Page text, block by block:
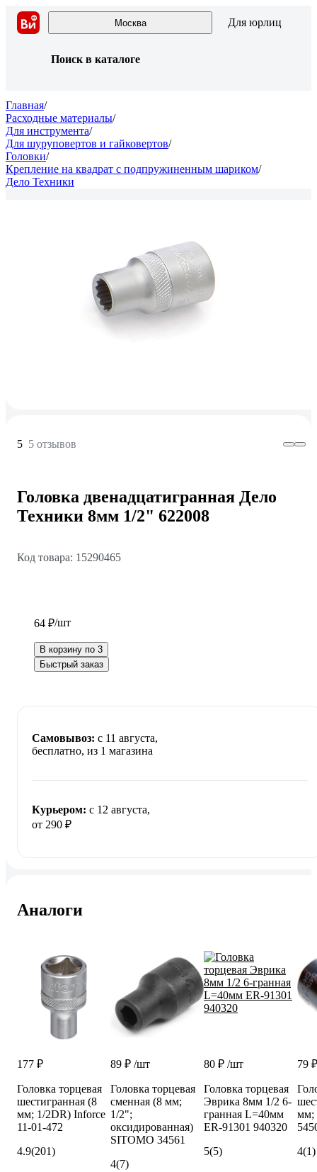
Москва Для юрлиц
Поиск в каталоге
Главная/
Расходные материалы/
Для инструмента/
Для шуруповертов и гайковертов/
Головки/
Крепление на квадрат с подпружиненным шариком/
Дело Техники
5 5 отзывов
Головка двенадцатигранная Дело
Техники 8мм 1/2" 622008
Код товара: 15290465
64 ₽/шт
В корзину по 3
Быстрый заказ
Самовывоз: c 11 августа,
бесплатно, из 1 магазина
Курьером: c 12 августа,
от 290 ₽
Аналоги
177 ₽
Головка торцевая
шестигранная (8
мм; 1/2DR) Inforce
11-01-472
4.9(201)
89 ₽ /шт
Головка торцевая
сменная (8 мм;
1/2";
оксидированная)
SITOMO 34561
4(7)
80 ₽ /шт
Головка торцевая
Эврика 8мм 1/2 6-
гранная L=40мм
ER-91301 940320
5(5)
79
мм;
4(1)